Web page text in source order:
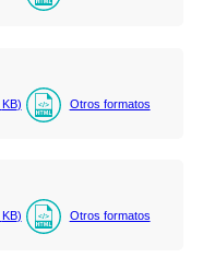
KB) Otros formatos
KB) Otros formatos